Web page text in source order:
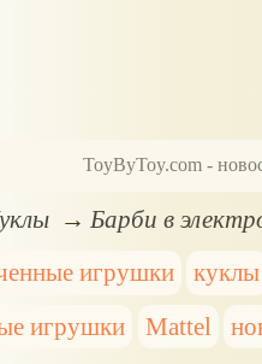
ToyByToy.com -
Барби в
игрушки куклы
игрушки
Mattel